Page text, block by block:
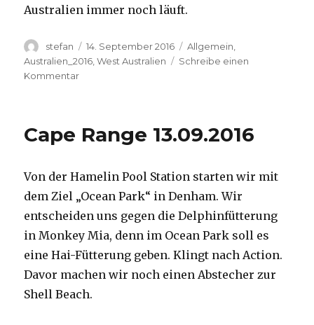
Australien immer noch läuft.
Autor
stefan
Veröffentlicht
am
14. September 2016 Kategorien
Allgemein
Australien_2016 ,West Australien
Schreibe einen
Kommentarzu
Cape Range 13.09.2016
Von der Hamelin Pool Station starten wir mit
dem Ziel „Ocean Park“ in Denham. Wir
entscheiden uns gegen die Delphinfütterung
in Monkey Mia, denn im Ocean Park soll es
eine Hai-Fütterung geben. Klingt nach Action.
Davor machen wir noch einen Abstecher zur
Shell Beach.